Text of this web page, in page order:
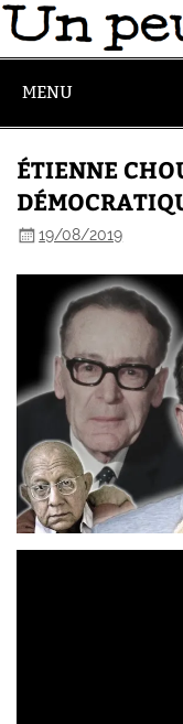
MENU
ÉTIENNE
19/08/2019